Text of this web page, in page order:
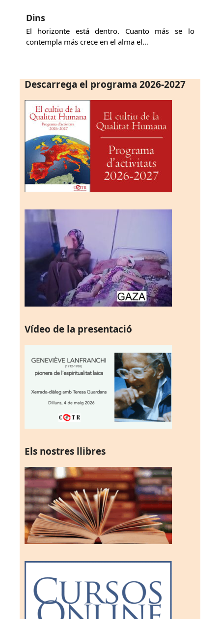
Dins
El horizonte está dentro. Cuanto más se lo
contempla más crece en el alma el…
Descarrega el programa 2026-2027
Vídeo de la presentació
Els nostres llibres